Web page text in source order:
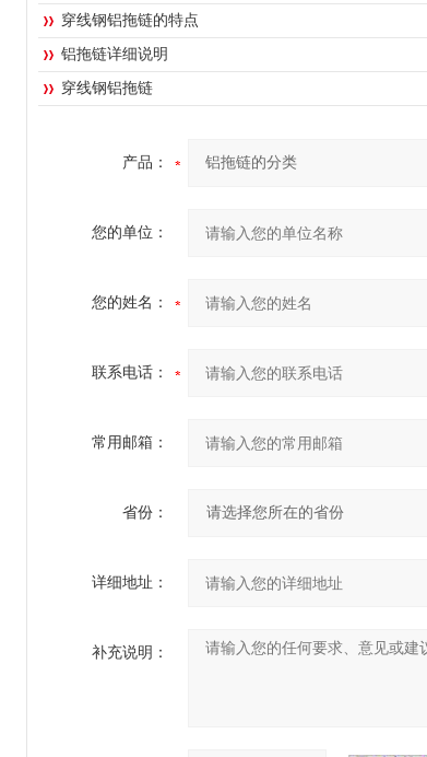
穿线钢铝拖链的特点
铝拖链详细说明
穿线钢铝拖链
产品：
您的单位：
您的姓名：
联系电话：
常用邮箱：
省份：
详细地址：
补充说明：